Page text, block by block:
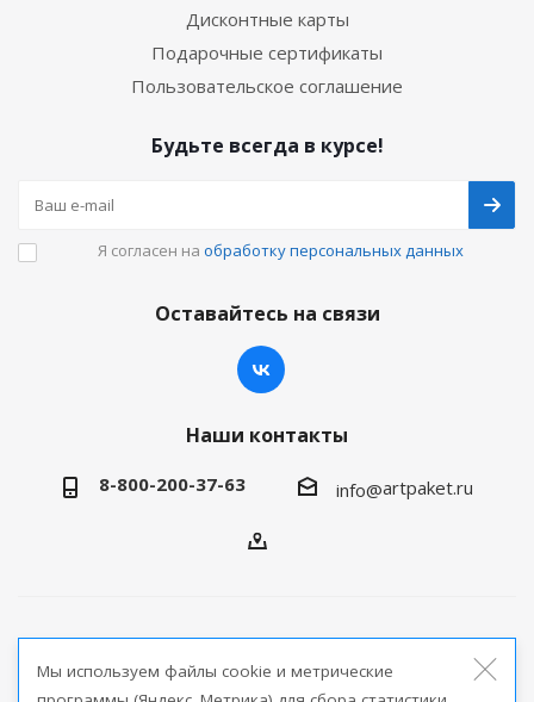
Дисконтные карты
Подарочные сертификаты
Пользовательское соглашение
Будьте всегда в курсе!
Я согласен на обработку персональных данных
Оставайтесь на связи
Наши контакты
8-800-200-37-63 info@artpaket.ru
продукции
Мы используем файлы cookie и метрические